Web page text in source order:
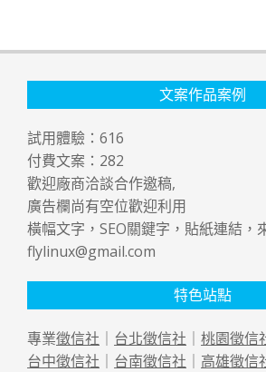
文案作品案例
試用體驗： 616
付費文案： 282
歡迎廠商洽談合作邀稿,
廣告欄尚有空位歡迎利用
橫幅文字，SEO關鍵字，貼紙連結，
flylinux@gmail.com
特色站點
專業徵信社 ｜ 台北徵信社 ｜ 桃園徵信
台中徵信社 ｜ 台南徵信社 ｜ 高雄徵信